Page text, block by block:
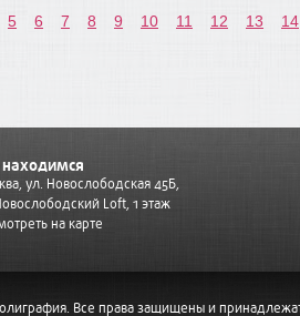
5 6 7 8 9 10 11 12 13 14
ул. Новослободская 45Б,
Loft, 1 этаж
на карте
Все права защищены и